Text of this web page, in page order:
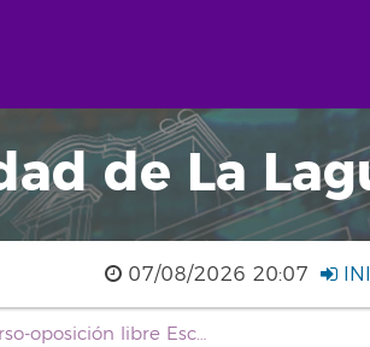
de La
07/08/2026 20:07
Convocatoria concurso-oposición libre Escala Técnico de Gestión Grupo A, Subgrupo A1